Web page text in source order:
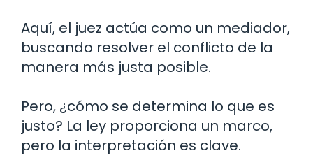
Aquí, el juez actúa como un mediador,
buscando resolver el conflicto de la
manera más justa posible.
Pero, ¿cómo se determina lo que es
justo? La ley proporciona un marco,
pero la interpretación es clave.